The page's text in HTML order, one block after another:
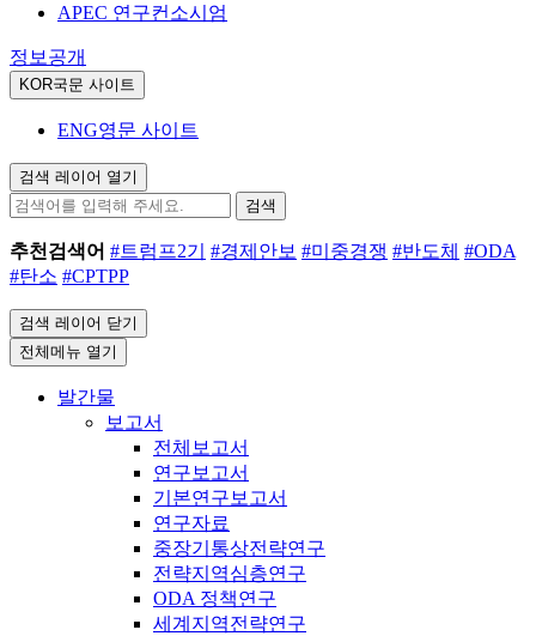
APEC 연구컨소시엄
정보공개
KOR국문 사이트
ENG영문 사이트
검색 레이어 열기
검색
추천검색어 #트럼프2기 #경제안보 #미중경쟁 #반도체 #ODA
#탄소 #CPTPP
검색 레이어 닫기
전체메뉴 열기
발간물
보고서
전체보고서
연구보고서
기본연구보고서
연구자료
중장기통상전략연구
전략지역심층연구
ODA 정책연구
세계지역전략연구